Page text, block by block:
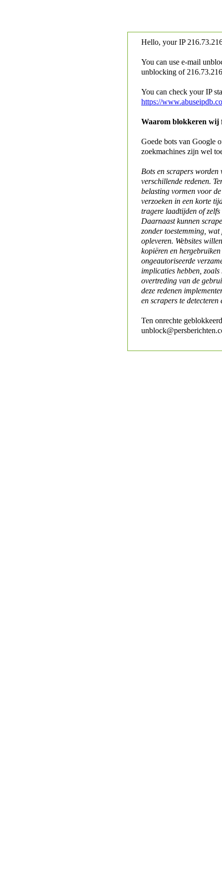
Hello, your IP
You can use e-mail
unblocking of
You can check your IP
https://
Waarom blokkeren wij
Goede bots van Google
zoekmachines zijn wel
Bots en scrapers worden
verschillende redenen.
belasting vormen voor
verzoeken in een korte
tragere laadtijden of
Daarnaast kunnen
zonder toestemming,
opleveren. Websites
kopiëren en
ongeautoriseerde
implicaties hebben,
overtreding van de
deze redenen
en scrapers te detecteren
Ten onrechte